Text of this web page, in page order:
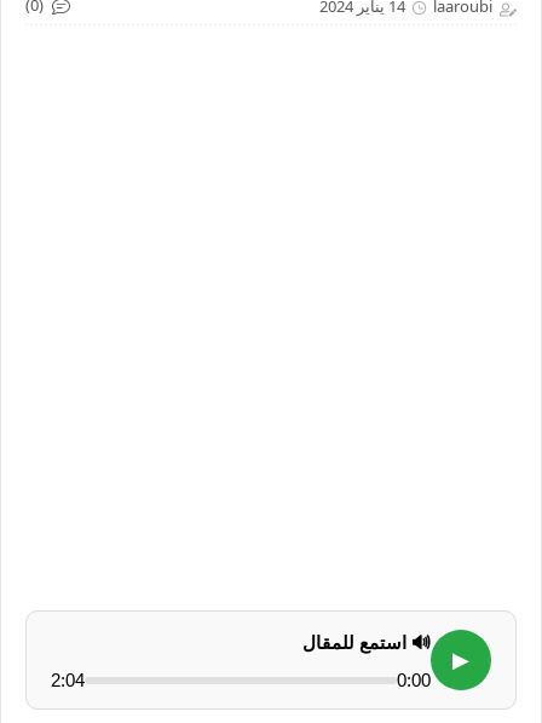
laaroubi 14 يناير 2024 (0)
▶
🔊 استمع للمقال
0:00
2:04